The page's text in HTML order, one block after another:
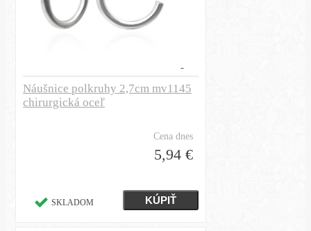
Náušnice polkruhy 2,7cm mv1145
chirurgická oceľ
Cena dnes
5,94 €
SKLADOM